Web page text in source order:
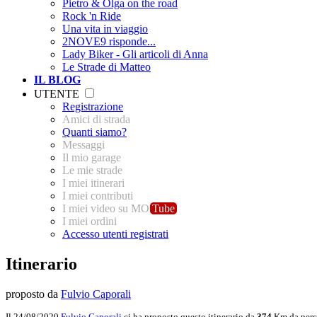
Pietro & Olga on the road
Rock 'n Ride
Una vita in viaggio
2NOVE9 risponde...
Lady Biker - Gli articoli di Anna
Le Strade di Matteo
IL BLOG
UTENTE
Registrazione
Amici di strada
Quanti siamo?
Messaggi
Il mio garage
Le mie strade
I miei itinerari
I miei contributi
I miei video su MO Tube
I miei ordini
Accesso utenti registrati
Itinerario
proposto da Fulvio Caporali